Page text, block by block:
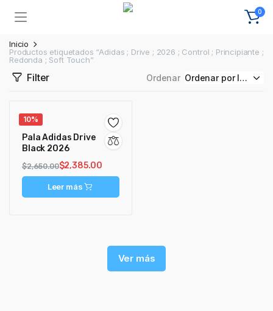
0
Inicio
Productos etiquetados “Adidas ; Drive ; 2026 ; Control ; Principiante ;
Redonda ; Soft Touch”
Filter Ordenar
10%
Pala Adidas Drive
Black 2026
$2,650.00$2,385.00
Leer más
Ver más